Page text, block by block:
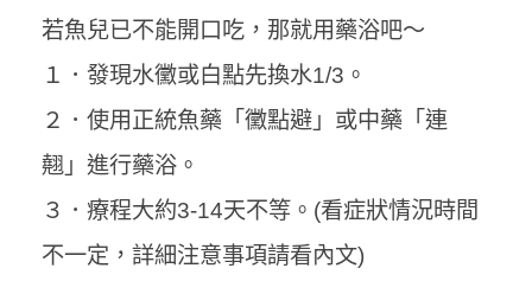
若魚兒已不能開口吃，那就用藥浴吧～
１．發現水黴或白點先換水1/3。
２．使用正統魚藥「黴點避」或中藥「連
翹」進行藥浴。
３．療程大約3-14天不等。(看症狀情況時間
不一定，詳細注意事項請看內文)